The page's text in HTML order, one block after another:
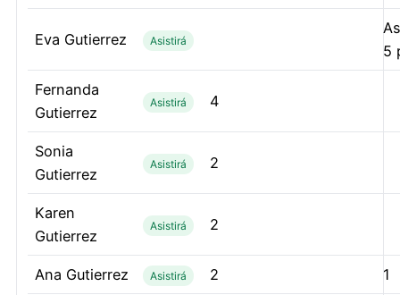
Eva Gutierrez Asistirá
5
Fernanda
Gutierrez
Asistirá 4
Sonia
Gutierrez
Asistirá 2
Karen
Gutierrez
Asistirá 2
Ana Gutierrez Asistirá 2 1